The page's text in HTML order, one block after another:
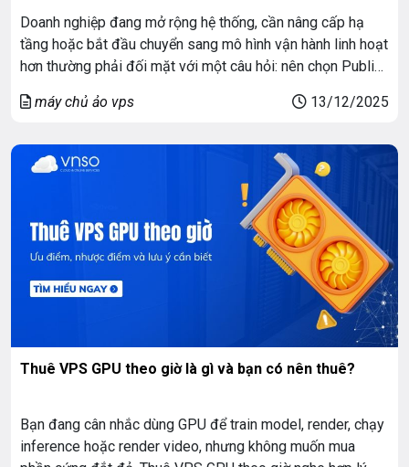
Doanh nghiệp đang mở rộng hệ thống, cần nâng cấp hạ
tầng hoặc bắt đầu chuyển sang mô hình vận hành linh hoạt
hơn thường phải đối mặt với một câu hỏi: nên chọn Public
nhau nhưng bản chất hoàn toàn khác, tạo ra […]
máy chủ ảo vps 13/12/2025
Thuê VPS GPU theo giờ là gì và bạn có nên thuê?
Bạn đang cân nhắc dùng GPU để train model, render, chạy
inference hoặc render video, nhưng không muốn mua